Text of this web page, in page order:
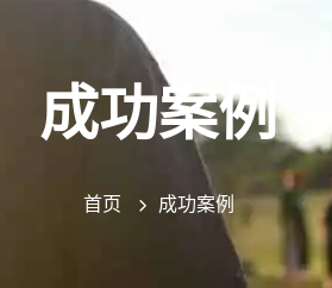
成功案例
首页 成功案例